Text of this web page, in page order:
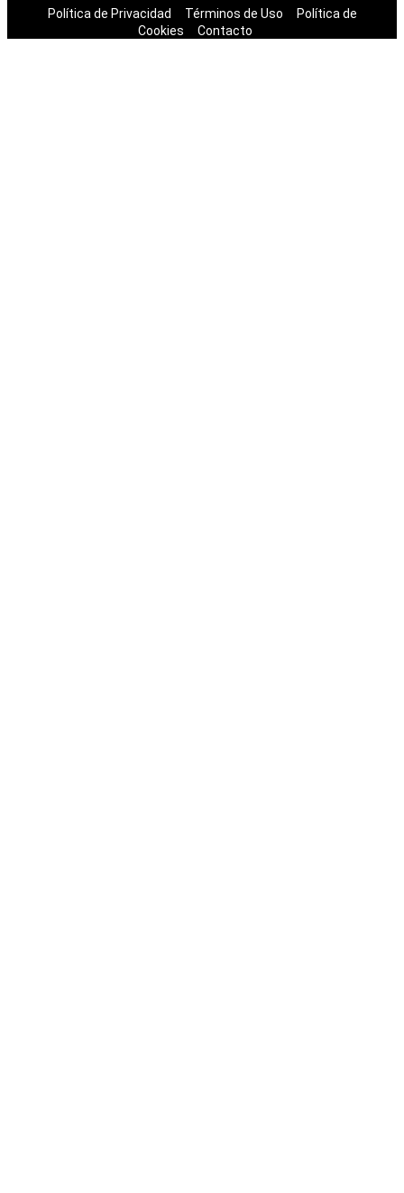
Política de Privacidad Términos de Uso
Política de
Cookies
Contacto